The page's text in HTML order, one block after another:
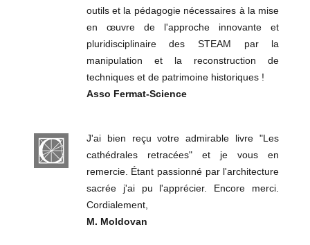
outils et la pédagogie nécessaires à la mise
en œuvre de l'approche innovante et
pluridisciplinaire des STEAM par la
manipulation et la reconstruction de
techniques et de patrimoine historiques !
Asso Fermat-Science
J'ai bien reçu votre admirable livre "Les
cathédrales retracées" et je vous en
remercie. Étant passionné par l'architecture
sacrée j'ai pu l'apprécier. Encore merci.
Cordialement,
M. Moldovan